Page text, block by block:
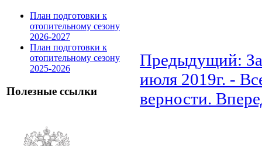
План подготовки к
отопительному сезону
2026-2027
План подготовки к
отопительному сезону
2025-2026
Полезные ссылки
Предыдущий: За
июля 2019г. -
верности.